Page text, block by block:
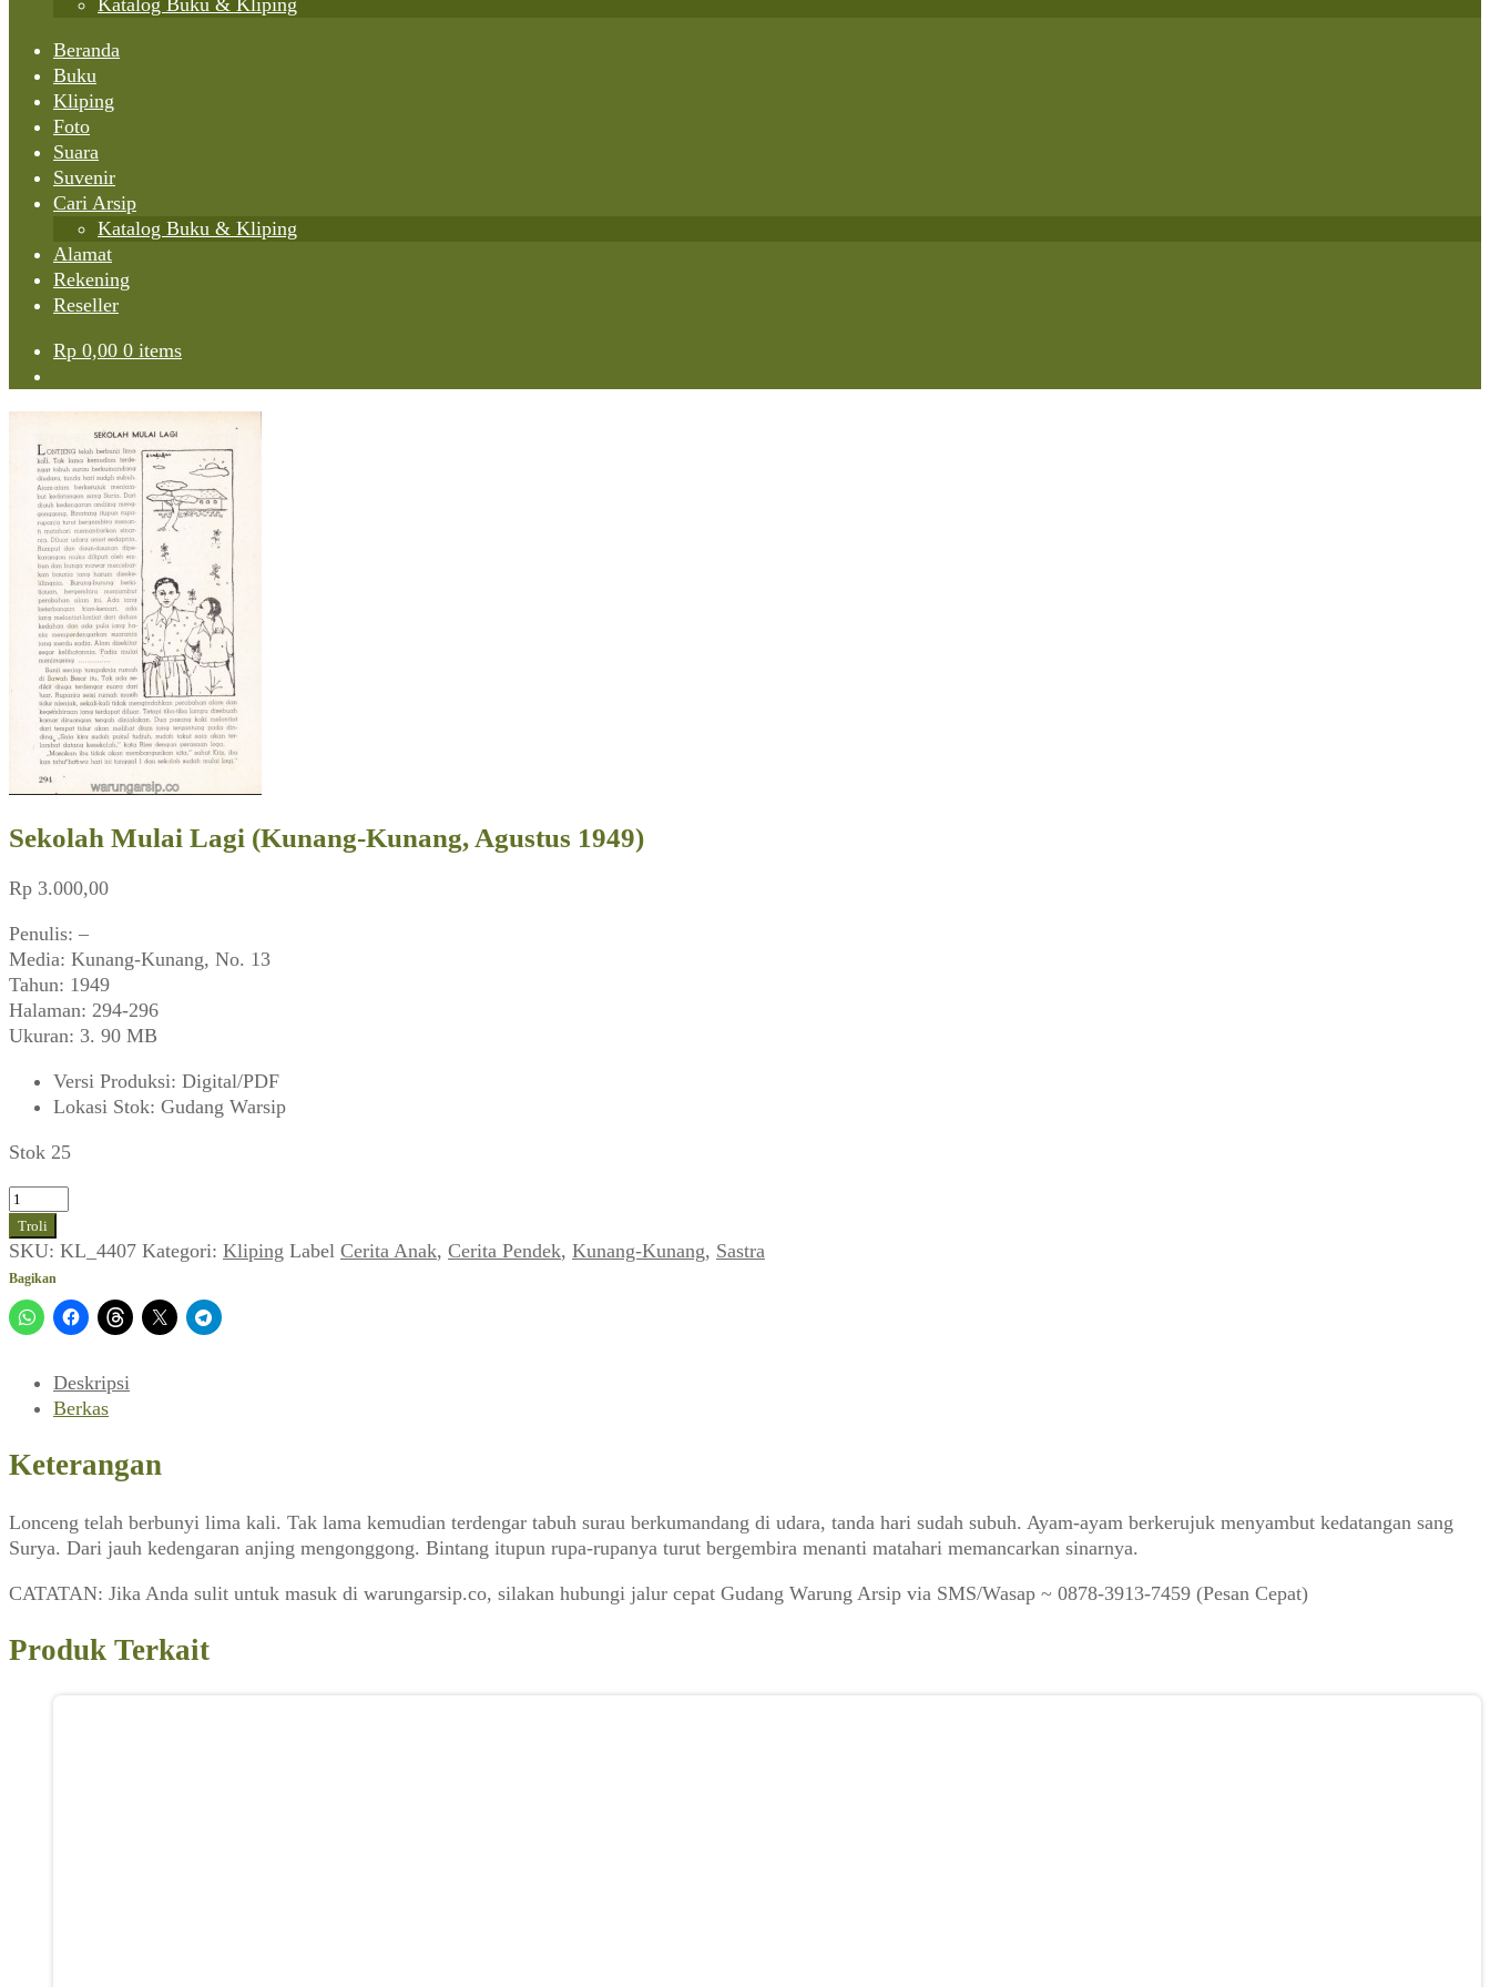
Katalog Buku & Kliping
Beranda
Buku
Kliping
Foto
Suara
Suvenir
Cari Arsip
Katalog Buku & Kliping
Alamat
Rekening
Reseller
Rp 0,00 0 items
Sekolah Mulai Lagi (Kunang-Kunang, Agustus 1949)
Rp 3.000,00
Penulis: –
Media: Kunang-Kunang, No. 13
Tahun: 1949
Halaman: 294-296
Ukuran: 3. 90 MB
Versi Produksi: Digital/PDF
Lokasi Stok: Gudang Warsip
Stok 25
Kuantitas
Sekolah
Mulai
Lagi
(Kunang-
Kunang,
1949)
Troli
SKU: KL_4407 Kategori: Kliping Label Cerita Anak, Cerita Pendek, Kunang-Kunang, Sastra
Bagikan
Deskripsi
Berkas
Keterangan
Lonceng telah berbunyi lima kali. Tak lama kemudian terdengar tabuh surau berkumandang di udara, tanda hari sudah subuh. Ayam-ayam berkerujuk menyambut kedatangan sang
Surya. Dari jauh kedengaran anjing mengonggong. Bintang itupun rupa-rupanya turut bergembira menanti matahari memancarkan sinarnya.
CATATAN: Jika Anda sulit untuk masuk di warungarsip.co, silakan hubungi jalur cepat Gudang Warung Arsip via SMS/Wasap ~ 0878-3913-7459 (Pesan Cepat)
Produk Terkait